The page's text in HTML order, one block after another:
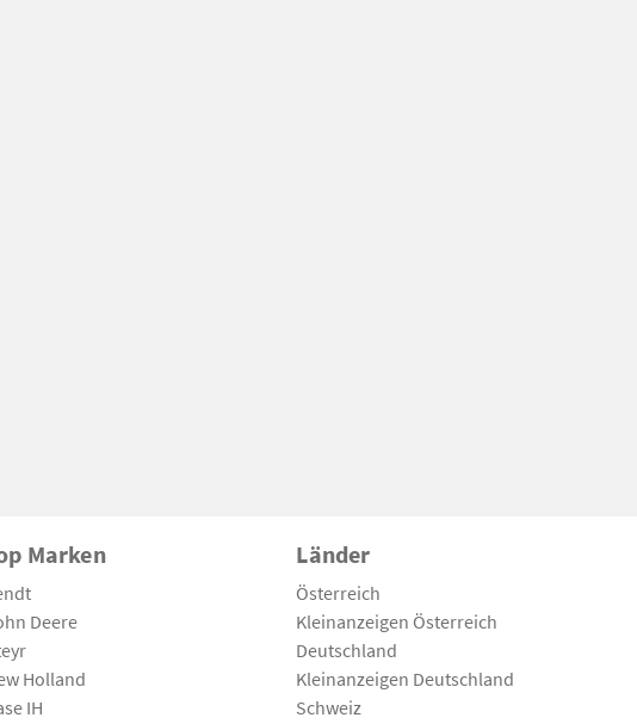
Marken
Deere
Holland
IH
Länder
Österreich
Kleinanzeigen Österreich
Deutschland
Kleinanzeigen Deutschland
Schweiz